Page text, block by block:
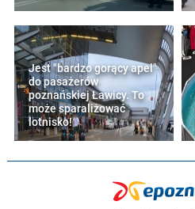
Jest "bardzo gorący apel"
do pasażerów
poznańskiej Ławicy. To
może sparaliżować
lotnisko!